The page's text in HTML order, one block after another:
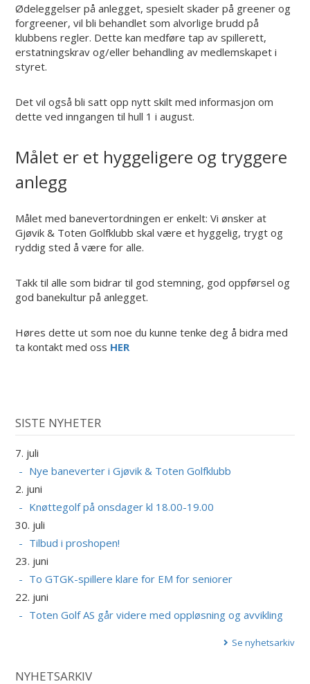
Ødeleggelser på anlegget, spesielt skader på greener og
forgreener, vil bli behandlet som alvorlige brudd på
klubbens regler. Dette kan medføre tap av spillerett,
erstatningskrav og/eller behandling av medlemskapet i
styret.
Det vil også bli satt opp nytt skilt med informasjon om
dette ved inngangen til hull 1 i august.
Målet er et hyggeligere og tryggere
anlegg
Målet med banevertordningen er enkelt: Vi ønsker at
Gjøvik & Toten Golfklubb skal være et hyggelig, trygt og
ryddig sted å være for alle.
Takk til alle som bidrar til god stemning, god oppførsel og
god banekultur på anlegget.
Høres dette ut som noe du kunne tenke deg å bidra med
ta kontakt med oss HER
SISTE NYHETER
7. juli
Nye baneverter i Gjøvik & Toten Golfklubb
2. juni
Knøttegolf på onsdager kl 18.00-19.00
30. juli
Tilbud i proshopen!
23. juni
To GTGK-spillere klare for EM for seniorer
22. juni
Toten Golf AS går videre med oppløsning og avvikling
Se nyhetsarkiv
NYHETSARKIV